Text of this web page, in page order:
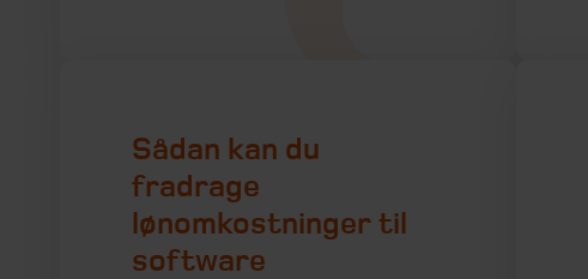
Sådan kan du
fradrage
lønomkostninger til
software